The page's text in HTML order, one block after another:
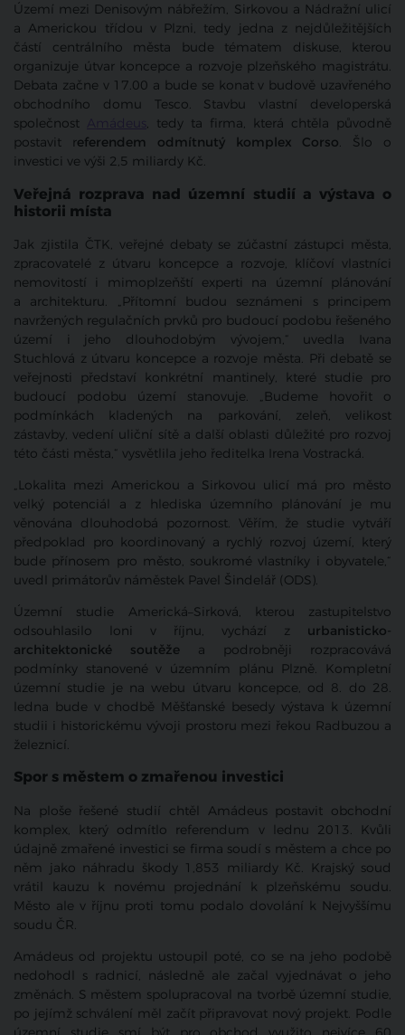
Území mezi Denisovým nábřežím, Sirkovou a Nádražní ulicí
a Americkou třídou v Plzni, tedy jedna z nejdůležitějších
částí centrálního města bude tématem diskuse, kterou
organizuje útvar koncepce a rozvoje plzeňského magistrátu.
Debata začne v 17.00 a bude se konat v budově uzavřeného
obchodního domu Tesco. Stavbu vlastní developerská
společnost
Amádeus , tedy ta firma, která chtěla původně
postavit referendem odmítnutý komplex Corso. Šlo o
investici ve výši 2,5 miliardy Kč.
Veřejná rozprava nad územní studií a výstava o
historii místa
Jak zjistila ČTK, veřejné debaty se zúčastní zástupci města,
zpracovatelé z útvaru koncepce a rozvoje, klíčoví vlastníci
nemovitostí i mimoplzeňští experti na územní plánování
a architekturu. „Přítomní budou seznámeni s principem
navržených regulačních prvků pro budoucí podobu řešeného
území i jeho dlouhodobým vývojem,“ uvedla Ivana
Stuchlová z útvaru koncepce a rozvoje města. Při debatě se
veřejnosti představí konkrétní mantinely, které studie pro
budoucí podobu území stanovuje. „Budeme hovořit o
podmínkách kladených na parkování, zeleň, velikost
zástavby, vedení uliční sítě a další oblasti důležité pro rozvoj
této části města,“ vysvětlila jeho ředitelka Irena Vostracká.
„Lokalita mezi Americkou a Sirkovou ulicí má pro město
velký potenciál a z hlediska územního plánování je mu
věnována dlouhodobá pozornost. Věřím, že studie vytváří
předpoklad pro koordinovaný a rychlý rozvoj území, který
bude přínosem pro město, soukromé vlastníky i obyvatele,“
uvedl primátorův náměstek Pavel Šindelář (ODS).
Územní studie Americká–Sirková, kterou zastupitelstvo
odsouhlasilo loni v říjnu, vychází z urbanisticko-
architektonické soutěže a podrobněji rozpracovává
podmínky stanovené v územním plánu Plzně. Kompletní
územní studie je na webu útvaru koncepce, od 8. do 28.
ledna bude v chodbě Měšťanské besedy výstava k územní
studii i historickému vývoji prostoru mezi řekou Radbuzou a
železnicí.
Spor s městem o zmařenou investici
Na ploše řešené studií chtěl Amádeus postavit obchodní
komplex, který odmítlo referendum v lednu 2013. Kvůli
údajně zmařené investici se firma soudí s městem a chce po
něm jako náhradu škody 1,853 miliardy Kč. Krajský soud
vrátil kauzu k novému projednání k plzeňskému soudu.
Město ale v říjnu proti tomu podalo dovolání k Nejvyššímu
soudu ČR.
Amádeus od projektu ustoupil poté, co se na jeho podobě
nedohodl s radnicí, následně ale začal vyjednávat o jeho
změnách. S městem spolupracoval na tvorbě územní studie,
po jejímž schválení měl začít připravovat nový projekt. Podle